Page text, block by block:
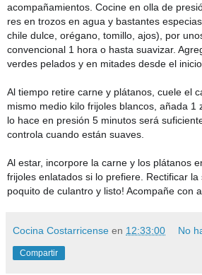
acompañamientos. Cocine en olla de
res en trozos en agua y bastantes
chile dulce, orégano, tomillo, ajos), por
convencional 1 hora o hasta suavizar.
verdes pelados y en mitades desde el inicio.
Al tiempo retire carne y plátanos, cuele el
mismo medio kilo frijoles blancos, añada 1
lo hace en presión 5 minutos será
controla cuando están suaves.
Al estar, incorpore la carne y los plátanos
frijoles enlatados si lo prefiere. Rectificar la
poquito de culantro y listo! Acompañe con
Cocina Costarricense en 12:33:00 No
Compartir